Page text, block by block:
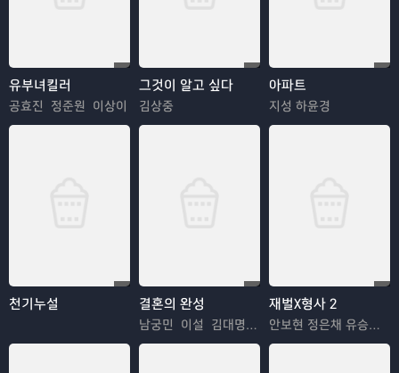
유부녀킬러
공효진 정준원 이상이
그것이 알고 싶다
김상중
아파트
지성 하윤경
천기누설 결혼의 완성
남궁민 이설 김대명 이상희
재벌X형사 2
안보현 정은채 유승호 김혜은